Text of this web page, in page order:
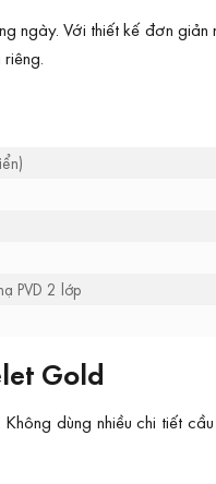
ngày. Với thiết kế đơn
PVD 2 lớp
Gold
dùng nhiều chi tiết